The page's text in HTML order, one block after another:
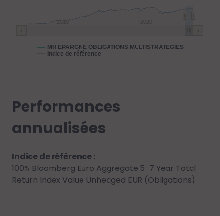
MH EPARGNE OBLIGATIONS MULTISTRATEGIES
Indice de référence
2010
Performances
annualisées
Indice de référence :
100% Bloomberg Euro Aggregate 5-7 Year Total
Return Index Value Unhedged EUR (Obligations)